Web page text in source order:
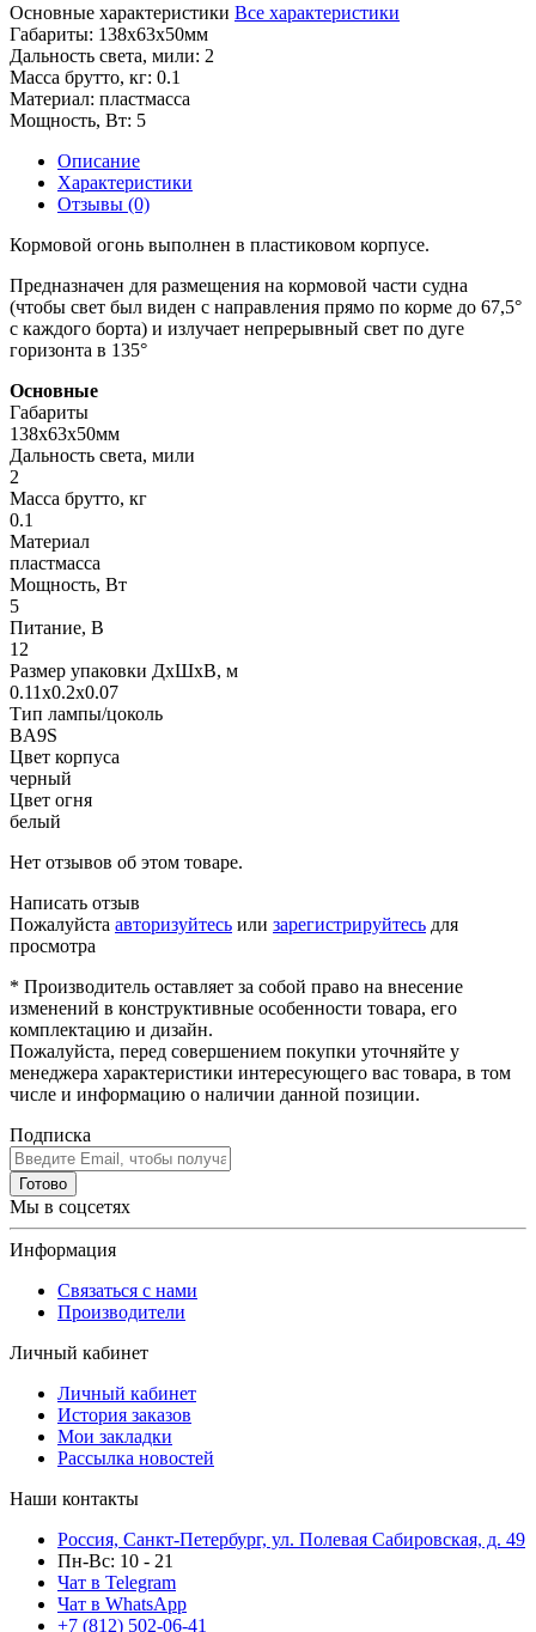
Основные характеристики Все характеристики
Габариты: 138х63х50мм
Дальность света, мили: 2
Масса брутто, кг: 0.1
Материал: пластмасса
Мощность, Вт: 5
Описание
Характеристики
Отзывы (0)
Кормовой огонь выполнен в пластиковом корпусе.
Предназначен для размещения на кормовой части судна
(чтобы свет был виден с направления прямо по корме до 67,5°
с каждого борта) и излучает непрерывный свет по дуге
горизонта в 135°
Основные
Габариты
138х63х50мм
Дальность света, мили
2
Масса брутто, кг
0.1
Материал
пластмасса
Мощность, Вт
5
Питание, В
12
Размер упаковки ДхШхВ, м
0.11x0.2x0.07
Тип лампы/цоколь
BA9S
Цвет корпуса
черный
Цвет огня
белый
Нет отзывов об этом товаре.
Написать отзыв
Пожалуйста авторизуйтесь или зарегистрируйтесь для
просмотра
* Производитель оставляет за собой право на внесение
изменений в конструктивные особенности товара, его
комплектацию и дизайн.
Пожалуйста, перед совершением покупки уточняйте у
менеджера характеристики интересующего вас товара, в том
числе и информацию о наличии данной позиции.
Подписка
Готово
Мы в соцсетях
Информация
Связаться с нами
Производители
Личный кабинет
Личный кабинет
История заказов
Мои закладки
Рассылка новостей
Наши контакты
Россия, Санкт-Петербург, ул. Полевая Сабировская, д. 49
Пн-Вс: 10 - 21
Чат в Telegram
Чат в WhatsApp
+7 (812) 502-06-41